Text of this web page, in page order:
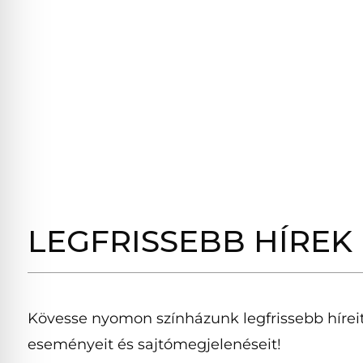
LEGFRISSEBB HÍREK
Kövesse nyomon színházunk legfrissebb
eseményeit és sajtómegjelenéseit!